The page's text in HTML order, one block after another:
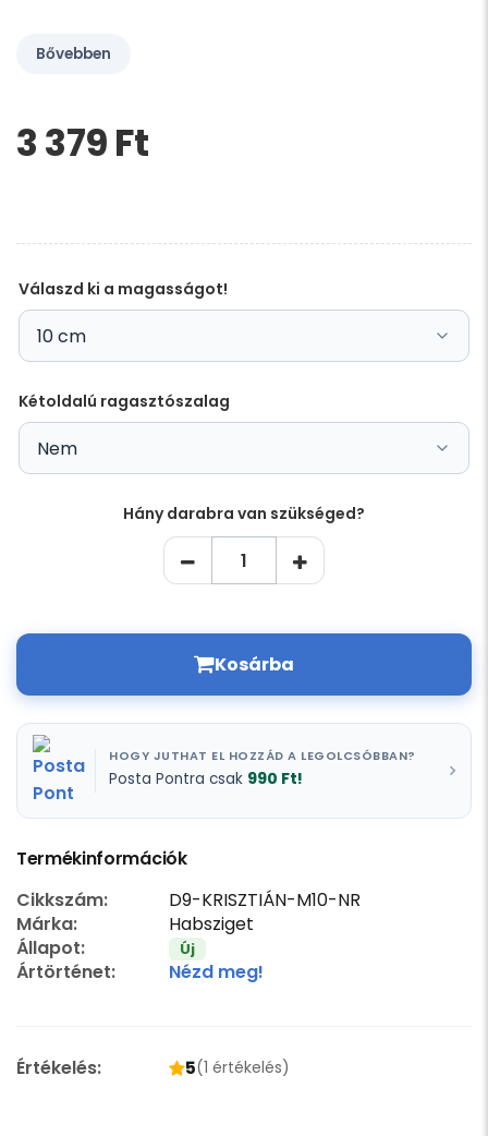
Bővebben
Kérem,
hagyja
3 379 Ft‎
Válaszd ki a magasságot!
Kétoldalú ragasztószalag
Hány darabra van szükséged?
Kosárba
HOGY JUTHAT EL HOZZÁD A LEGOLCSÓBBAN?
Posta Pontra csak 990 Ft!
Termékinformációk
Cikkszám:
D9-KRISZTIÁN-M10-NR
Márka:
Habsziget
Állapot:
Új
Ártörténet: Nézd meg!
Értékelés: 5(1 értékelés)